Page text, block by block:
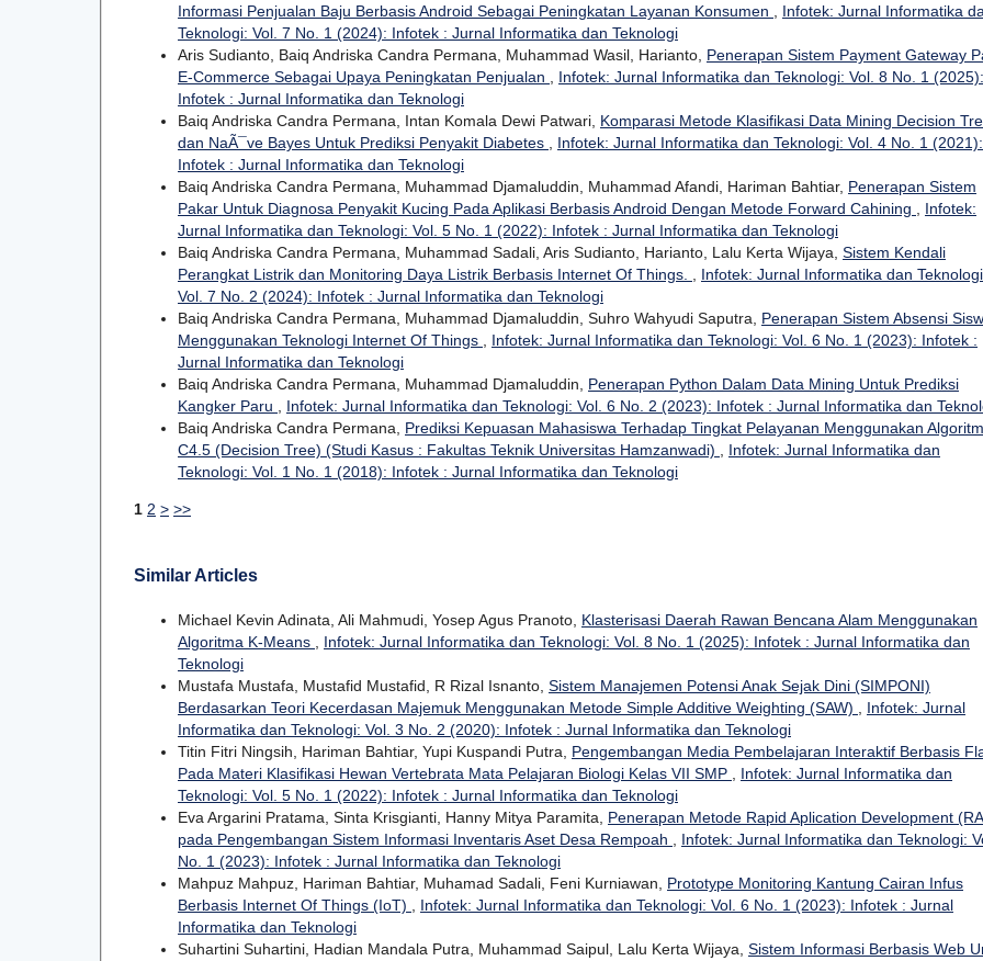
Informasi Penjualan Baju Berbasis Android Sebagai Peningkatan Layanan Konsumen
Infotek: Jurnal Informatika
Teknologi: Vol. 7 No. 1 (2024): Infotek : Jurnal Informatika dan Teknologi
Aris Sudianto, Baiq Andriska Candra Permana, Muhammad Wasil, Harianto, Penerapan Sistem Payment Gateway
E-Commerce Sebagai Upaya Peningkatan Penjualan
Infotek: Jurnal Informatika dan Teknologi: Vol. 8 No. 1 (2025):
Infotek : Jurnal Informatika dan Teknologi
Baiq Andriska Candra Permana, Intan Komala Dewi Patwari, Komparasi Metode Klasifikasi Data Mining Decision
dan NaÃ¯ve Bayes Untuk Prediksi Penyakit Diabetes
Infotek: Jurnal Informatika dan Teknologi: Vol. 4 No. 1 (2021):
Infotek : Jurnal Informatika dan Teknologi
Baiq Andriska Candra Permana, Muhammad Djamaluddin, Muhammad Afandi, Hariman Bahtiar, Penerapan Sistem
Pakar Untuk Diagnosa Penyakit Kucing Pada Aplikasi Berbasis Android Dengan Metode Forward Cahining
Infotek:
Jurnal Informatika dan Teknologi: Vol. 5 No. 1 (2022): Infotek : Jurnal Informatika dan Teknologi
Baiq Andriska Candra Permana, Muhammad Sadali, Aris Sudianto, Harianto, Lalu Kerta Wijaya, Sistem Kendali
Perangkat Listrik dan Monitoring Daya Listrik Berbasis Internet Of Things.
Infotek: Jurnal Informatika dan
Vol. 7 No. 2 (2024): Infotek : Jurnal Informatika dan Teknologi
Baiq Andriska Candra Permana, Muhammad Djamaluddin, Suhro Wahyudi Saputra, Penerapan Sistem Absensi
Menggunakan Teknologi Internet Of Things
Infotek: Jurnal Informatika dan Teknologi: Vol. 6 No. 1 (2023): Infotek :
Jurnal Informatika dan Teknologi
Baiq Andriska Candra Permana, Muhammad Djamaluddin, Penerapan Python Dalam Data Mining Untuk Prediksi
Kangker Paru
Infotek: Jurnal Informatika dan Teknologi: Vol. 6 No. 2 (2023): Infotek : Jurnal Informatika dan
Baiq Andriska Candra Permana, Prediksi Kepuasan Mahasiswa Terhadap Tingkat Pelayanan Menggunakan
C4.5 (Decision Tree) (Studi Kasus : Fakultas Teknik Universitas Hamzanwadi)
Infotek: Jurnal Informatika dan
Teknologi: Vol. 1 No. 1 (2018): Infotek : Jurnal Informatika dan Teknologi
1 2 > >>
Similar Articles
Michael Kevin Adinata, Ali Mahmudi, Yosep Agus Pranoto, Klasterisasi Daerah Rawan Bencana Alam Menggunakan
Algoritma K-Means
Infotek: Jurnal Informatika dan Teknologi: Vol. 8 No. 1 (2025): Infotek : Jurnal Informatika dan
Teknologi
Mustafa Mustafa, Mustafid Mustafid, R Rizal Isnanto, Sistem Manajemen Potensi Anak Sejak Dini (SIMPONI)
Berdasarkan Teori Kecerdasan Majemuk Menggunakan Metode Simple Additive Weighting (SAW)
Infotek: Jurnal
Informatika dan Teknologi: Vol. 3 No. 2 (2020): Infotek : Jurnal Informatika dan Teknologi
Titin Fitri Ningsih, Hariman Bahtiar, Yupi Kuspandi Putra, Pengembangan Media Pembelajaran Interaktif Berbasis
Pada Materi Klasifikasi Hewan Vertebrata Mata Pelajaran Biologi Kelas VII SMP
Infotek: Jurnal Informatika dan
Teknologi: Vol. 5 No. 1 (2022): Infotek : Jurnal Informatika dan Teknologi
Eva Argarini Pratama, Sinta Krisgianti, Hanny Mitya Paramita, Penerapan Metode Rapid Aplication Development
pada Pengembangan Sistem Informasi Inventaris Aset Desa Rempoah
Infotek: Jurnal Informatika dan Teknologi:
No. 1 (2023): Infotek : Jurnal Informatika dan Teknologi
Mahpuz Mahpuz, Hariman Bahtiar, Muhamad Sadali, Feni Kurniawan, Prototype Monitoring Kantung Cairan Infus
Berbasis Internet Of Things (IoT)
Infotek: Jurnal Informatika dan Teknologi: Vol. 6 No. 1 (2023): Infotek : Jurnal
Informatika dan Teknologi
Suhartini Suhartini, Hadian Mandala Putra, Muhammad Saipul, Lalu Kerta Wijaya, Sistem Informasi Berbasis Web